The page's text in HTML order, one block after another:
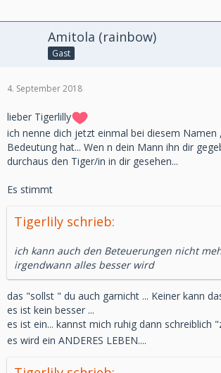
Amitola (rainbow)
Gast
4. September 2018
lieber Tigerlilly
ich nenne dich jetzt einmal bei diesem Namen
Bedeutung hat... Wen n dein Mann ihn dir
durchaus den Tiger/in in dir gesehen...
Es stimmt
Tigerlily schrieb:
ich kann auch den Beteuerungen nicht
irgendwann alles besser wird
das "sollst " du auch garnicht ... Keiner kann
es ist kein besser ...
es ist ein... kannst mich ruhig dann schreiblich
es wird ein ANDERES LEBEN....